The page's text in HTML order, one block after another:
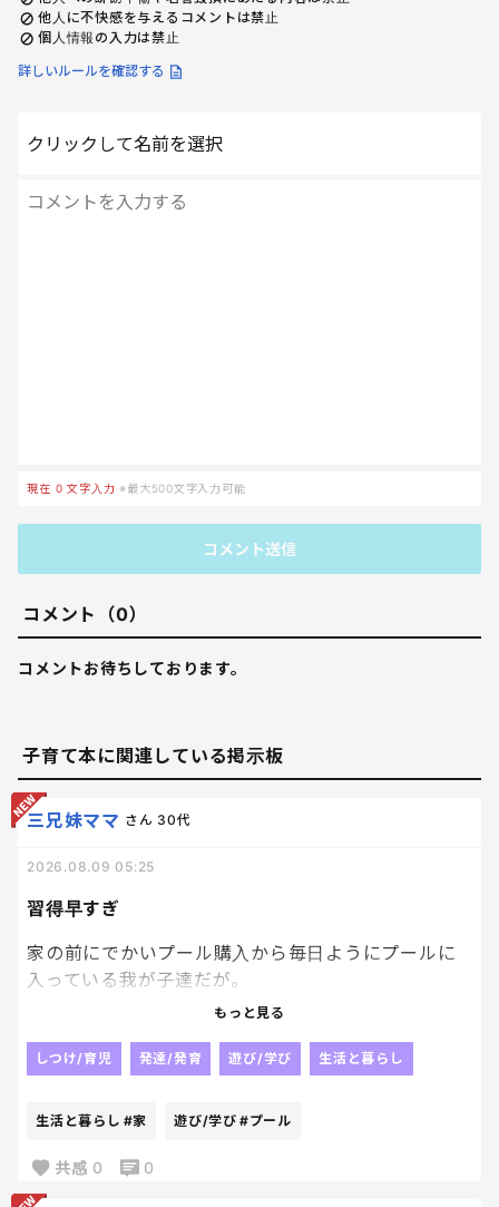
他人に不快感を与えるコメントは禁止
個人情報の入力は禁止
詳しいルールを確認する
クリックして名前を選択
現在 0 文字入力 ※最大500文字入力可能
コメント送信
コメント（0）
コメントお待ちしております。
子育て本に関連している掲示板
習得早すぎ
三兄妹ママ さん 30代
2026.08.09 05:25
家の前にでかいプール購入から毎日ようにプールに
入っている我が子達だが。
水に顔をつけるくらいで精一杯だったのに、いつの
るようになった。笑
水泳習ってるわけでもないのに、私が簡単に教えた
事をすぐ習得してるのすごい！笑
もっと見る
しつけ/育児 発達/発育 遊び/学び 生活と暮らし
生活と暮らし #家 遊び/学び #プール
共感 0 0